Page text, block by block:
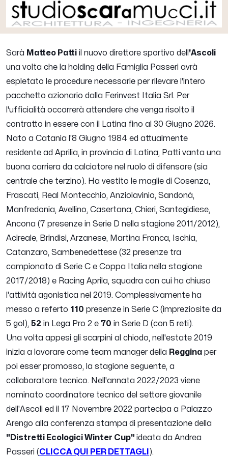
Sarà Matteo Patti il nuovo direttore sportivo dell 'Ascoli
una volta che la holding della Famiglia Passeri avrà
espletato le procedure necessarie per rilevare l'intero
pacchetto azionario dalla Ferinvest Italia Srl. Per
l'ufficialità occorrerà attendere che venga risolto il
contratto in essere con il Latina fino al 30 Giugno 2026.
Nato a Catania l'8 Giugno 1984 ed attualmente
residente ad Aprilia, in provincia di Latina, Patti vanta una
buona carriera da calciatore nel ruolo di difensore (sia
centrale che terzino). Ha vestito le maglie di Cosenza,
Frascati, Real Montecchio, Anziolavinio, Sandonà,
Manfredonia, Avellino, Casertana, Chieri, Santegidiese,
Ancona (7 presenze in Serie D nella stagione 2011/2012),
Acireale, Brindisi, Arzanese, Martina Franca, Ischia,
Catanzaro, Sambenedettese (32 presenze tra
campionato di Serie C e Coppa Italia nella stagione
2017/2018) e Racing Aprila, squadra con cui ha chiuso
l'attività agonistica nel 2019. Complessivamente ha
messo a referto 110 presenze in Serie C (impreziosite da
5 gol), 52 in Lega Pro 2 e 70 in Serie D (con 5 reti).
Una volta appesi gli scarpini al chiodo, nell'estate 2019
inizia a lavorare come team manager della Reggina per
poi esser promosso, la stagione seguente, a
collaboratore tecnico. Nell'annata 2022/2023 viene
nominato coordinatore tecnico del settore giovanile
dell'Ascoli ed il 17 Novembre 2022 partecipa a Palazzo
Arengo alla conferenza stampa di presentazione della
"Distretti Ecologici Winter Cup" ideata da Andrea
Passeri (CLICCA QUI PER DETTAGLI ).